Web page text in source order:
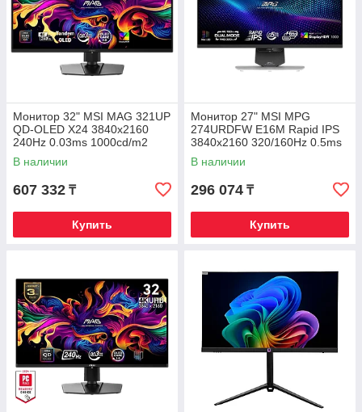
Монитор 32" MSI MAG 321UP
QD-OLED X24 3840x2160
240Hz 0.03ms 1000cd/m2
1.5M:1 2xHDMI 1xDP 1xType-
C
В наличии
607 332 ₸
Купить
Монитор 27" MSI MPG
274URDFW E16M Rapid IPS
3840x2160 320/160Hz 0.5ms
1000cd/m2 1000:1 2xHDMI
1xDP
В наличии
296 074 ₸
Купить